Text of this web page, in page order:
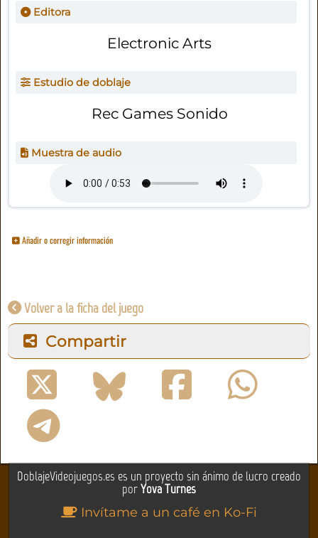
Editora
Electronic Arts
Estudio de doblaje
Rec Games Sonido
Muestra de audio
Añadir o corregir información
Volver a la ficha del juego
Compartir
DoblajeVideojuegos.es es un proyecto sin ánimo de lucro creado
porYova Turnes
Invítame a un café en Ko-Fi